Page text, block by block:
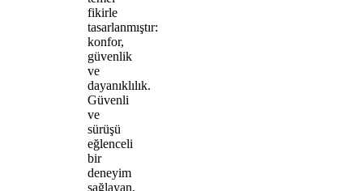
fikirle
tasarlanmıştır:
konfor,
güvenlik
ve
dayanıklılık.
Güvenli
ve
sürüşü
eğlenceli
bir
deneyim
sağlayan,